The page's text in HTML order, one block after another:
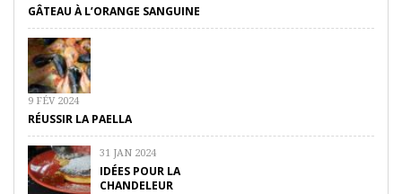
GÂTEAU À L’ORANGE SANGUINE
9 FÉV 2024
RÉUSSIR LA PAELLA
31 JAN 2024
IDÉES POUR LA
CHANDELEUR